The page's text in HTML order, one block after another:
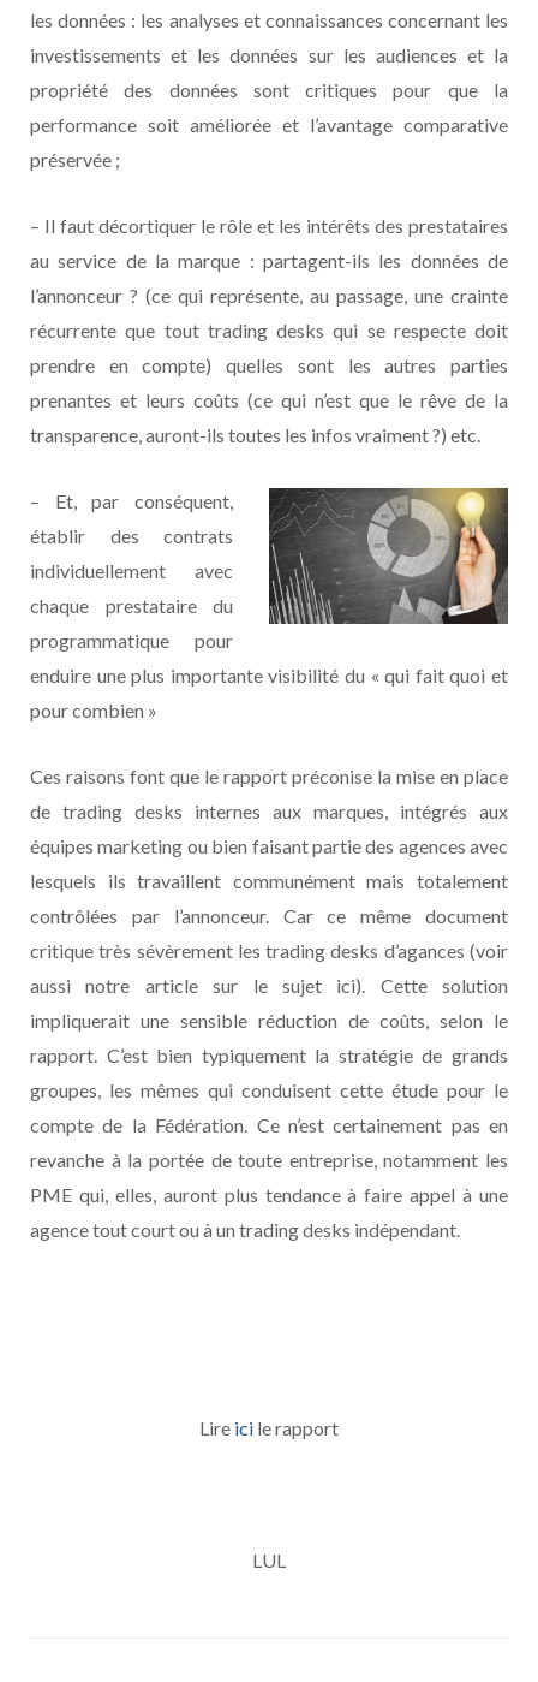
les données : les analyses et connaissances concernant les
investissements et les données sur les audiences et la
propriété des données sont critiques pour que la
performance soit améliorée et l’avantage comparative
préservée ;
– Il faut décortiquer le rôle et les intérêts des prestataires
au service de la marque : partagent-ils les données de
l’annonceur ? (ce qui représente, au passage, une crainte
récurrente que tout trading desks qui se respecte doit
prendre en compte) quelles sont les autres parties
prenantes et leurs coûts (ce qui n’est que le rêve de la
transparence, auront-ils toutes les infos vraiment ?) etc.
– Et, par conséquent,
établir des contrats
individuellement avec
chaque prestataire du
programmatique pour
enduire une plus importante visibilité du « qui fait quoi et
pour combien »
Ces raisons font que le rapport préconise la mise en place
de trading desks internes aux marques, intégrés aux
équipes marketing ou bien faisant partie des agences avec
lesquels ils travaillent communément mais totalement
contrôlées par l’annonceur. Car ce même document
critique très sévèrement les trading desks d’agances (voir
aussi notre article sur le sujet ici). Cette solution
impliquerait une sensible réduction de coûts, selon le
rapport. C’est bien typiquement la stratégie de grands
groupes, les mêmes qui conduisent cette étude pour le
compte de la Fédération. Ce n’est certainement pas en
revanche à la portée de toute entreprise, notamment les
PME qui, elles, auront plus tendance à faire appel à une
agence tout court ou à un trading desks indépendant.
Lire ici le rapport
LUL